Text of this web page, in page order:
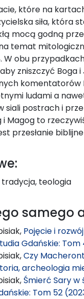
które na
siła, która
mocą godną
temat
W obu
zniszczyć Boga
komentatorów
ludami a
siali postrach i
i Magog to
przesłanie
tradycja, teologia
samego
Pojęcie i
Gdańskie:
Czy
archeologia
Śmierć Sary w
Tom 52